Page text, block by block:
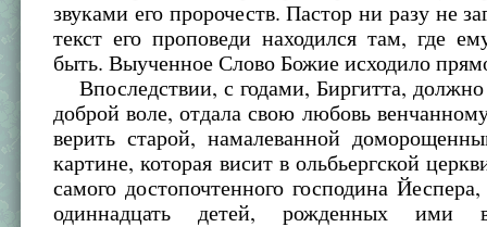
звуками его пророчеств. Пастор ни разу не
текст его проповеди находился там, где
быть. Выученное Слово Божие исходило
Впоследствии, с годами, Биргитта,
доброй воле, отдала свою любовь
верить старой, намалеванной
картине, которая висит в ольбьергской
самого достопочтенного господина
одиннадцать детей, рожденных